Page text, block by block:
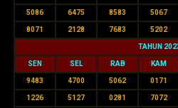
5086 6475 8583 5067
8071 2128 7683 5202
TAHUN
SEN SEL RAB KAM
9483 4700 5062 0171
1226 5127 0281 7072